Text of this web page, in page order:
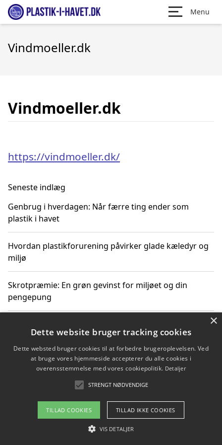
Menu
Vindmoeller.dk
Vindmoeller.dk
https://vindmoeller.dk/
Seneste indlæg
Genbrug i hverdagen: Når færre ting ender som
plastik i havet
Hvordan plastikforurening påvirker glade kæledyr og
miljø
Skrotpræmie: En grøn gevinst for miljøet og din
pengepung
Hvordan blåfade med rist kan hjælpe med at reducere
plastik i havet
Spil kasinospil på et troværdigt online casino: Din
guide til sikker og sjov underholdning
Copyright 2026 - Pilanto Aps
Om / kontakt
×
Dette website bruger tracking cookies
Dette websted bruger cookies til at forbedre brugeroplevelsen. Ved
at bruge vores hjemmeside accepterer du alle cookies i
overensstemmelse med vores cookiepolitik. Detaljer
STRENGT NØDVENDIGE
TILLAD COOKIES TILLAD IKKE COOKIES
VIS DETALJER